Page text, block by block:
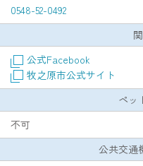
0548-52-0492
公式Facebook
牧之原市公式サイト
ペッ
不可
公共交通